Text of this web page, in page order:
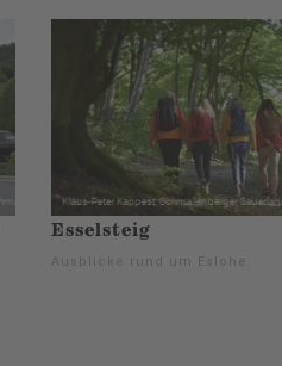
Esselsteig
Ausblicke rund um Eslohe.